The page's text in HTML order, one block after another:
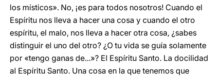
los místicos». No, ¡es para todos nosotros! Cuando el
Espíritu nos lleva a hacer una cosa y cuando el otro
espíritu, el malo, nos lleva a hacer otra cosa, ¿sabes
distinguir el uno del otro? ¿O tu vida se guía solamente
por «tengo ganas de...»? El Espíritu Santo. La docilidad
al Espíritu Santo. Una cosa en la que tenemos que